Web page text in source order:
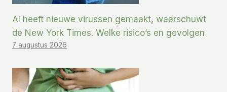
AI heeft nieuwe virussen gemaakt, waarschuwt
de New York Times. Welke risico’s en gevolgen
7 augustus 2026